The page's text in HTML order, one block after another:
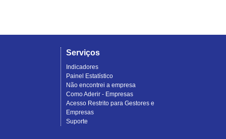
Serviços
Indicadores
Painel Estatístico
Não encontrei a empresa
Como Aderir - Empresas
Acesso Restrito para Gestores e
Empresas
Suporte